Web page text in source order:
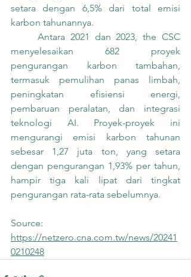
setara dengan 6,5% dari total emisi
karbon tahunannya.
menyelesaikan 682 proyek
pengurangan karbon tambahan,
termasuk pemulihan panas limbah,
peningkatan efisiensi energi,
pembaruan peralatan, dan integrasi
teknologi AI. Proyek-proyek ini
mengurangi emisi karbon tahunan
sebesar 1,27 juta ton, yang setara
dengan pengurangan 1,93% per tahun,
hampir tiga kali lipat dari tingkat
pengurangan rata-rata sebelumnya.
https://netzero.cna.com.tw/news/20241
0210248